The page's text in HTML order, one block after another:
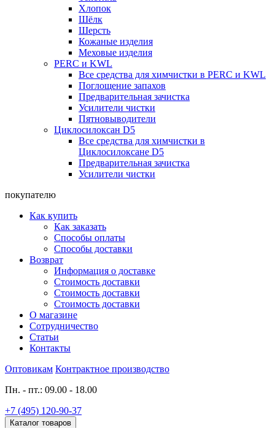
Хлопок
Шёлк
Шерсть
Кожаные изделия
Меховые изделия
PERC и KWL
Все средства для химчистки в PERC и KWL
Поглощение запахов
Предварительная зачистка
Усилители чистки
Пятновыводители
Циклосилоксан D5
Все средства для химчистки в
Циклосилоксане D5
Предварительная зачистка
Усилители чистки
покупателю
Как купить
Как заказать
Способы оплаты
Способы доставки
Возврат
Информация о доставке
Стоимость доставки
Стоимость доставки
Стоимость доставки
О магазине
Сотрудничество
Статьи
Контакты
Оптовикам Контрактное производство
Пн. - пт.: 09.00 - 18.00
+7 (495) 120-90-37
Каталог товаров